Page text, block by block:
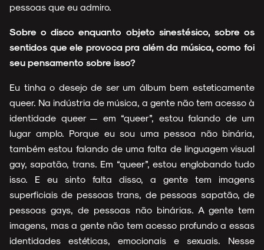
pessoas que eu admiro.
Sobre o disco enquanto objeto sinestésico, sobre os
sentidos que ele provoca pra além da música, como foi
seu pensamento sobre isso?
Eu tinha o desejo de ser um álbum bem esteticamente
queer. Na indústria de música, a gente não tem acesso à
identidade queer — em “queer”, estou falando de um
lugar amplo. Porque eu sou uma pessoa não binária,
também estou falando de uma falta de linguagem visual
gay, sapatão, trans. Em “queer”, estou englobando tudo
isso. E eu sinto falta disso, a gente tem imagens
superficiais de pessoas trans, de pessoas sapatão, de
pessoas gays, de pessoas não binárias. A gente tem
imagens, mas a gente não tem acesso profundo a essas
identidades estéticas, emocionais e sexuais. Nesse